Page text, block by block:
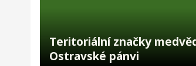
Teritoriální značky
Ostravské pánvi